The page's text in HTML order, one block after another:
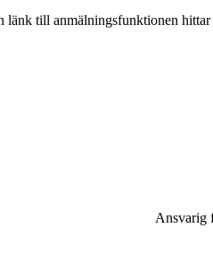
länk till anmälningsfunktionen hittar
Ansvarig